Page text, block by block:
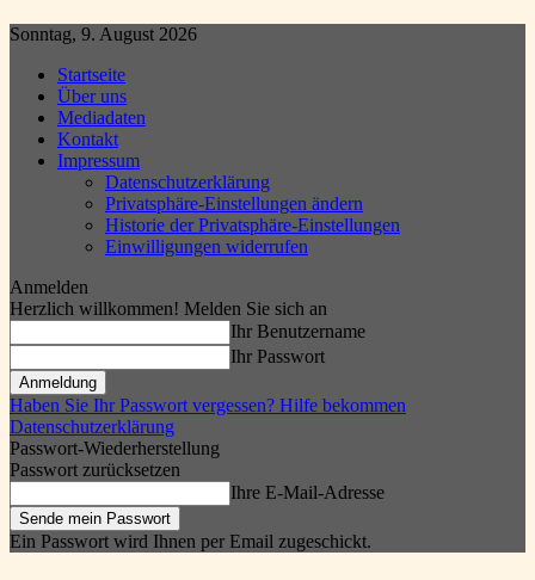
Sonntag, 9. August 2026
Startseite
Über uns
Mediadaten
Kontakt
Impressum
Datenschutzerklärung
Privatsphäre-Einstellungen ändern
Historie der Privatsphäre-Einstellungen
Einwilligungen widerrufen
Anmelden
Herzlich willkommen! Melden Sie sich an
Ihr Benutzername
Ihr Passwort
Haben Sie Ihr Passwort vergessen? Hilfe bekommen
Datenschutzerklärung
Passwort-Wiederherstellung
Passwort zurücksetzen
Ihre E-Mail-Adresse
Ein Passwort wird Ihnen per Email zugeschickt.